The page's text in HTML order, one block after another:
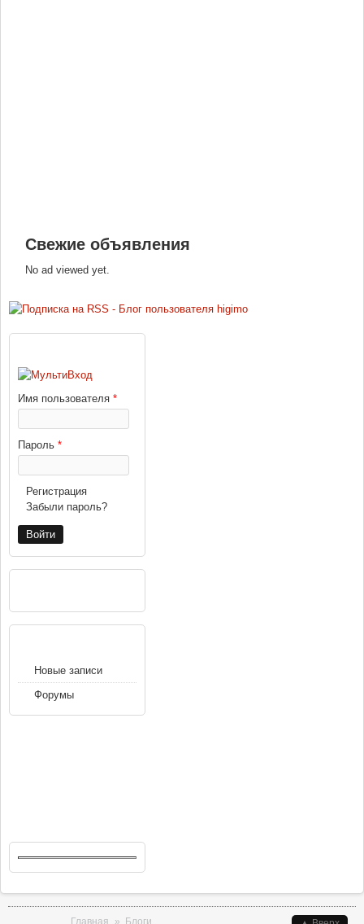
Свежие объявления
No ad viewed yet.
Имя пользователя *
Пароль *
Регистрация
Забыли пароль?
Новые записи
Форумы